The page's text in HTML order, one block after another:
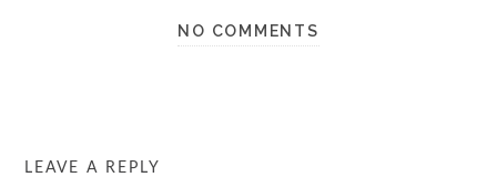
NO COMMENTS
LEAVE A REPLY